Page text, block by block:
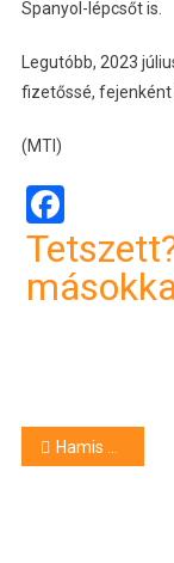
Spanyol-lépcsőt is.
Legutóbb, 2023
fizetőssé, fejenként
(MTI)
Bejegyzés
Hamis védettségi igazolványokat kiállító jánoshalmi doktornő és társai ügye zárult le